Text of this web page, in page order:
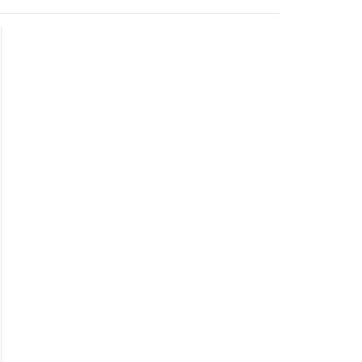
de qualité supérieure en coton longues fibres. Tissage
et respirant, idéal pour un confort au quotidien.
durable et local, pour un linge de lit responsable et
4 coins, facile à installer et sans plis.
en 6 tailles et 12 coloris, pour convenir à toutes
les décorations.
: lavable en machine à 60 °C. Qualité grand teint :
/ Light pink